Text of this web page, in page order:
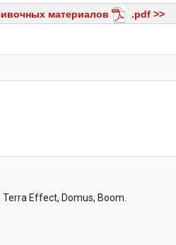
материалов .pdf >>
Effect, Domus, Boom.